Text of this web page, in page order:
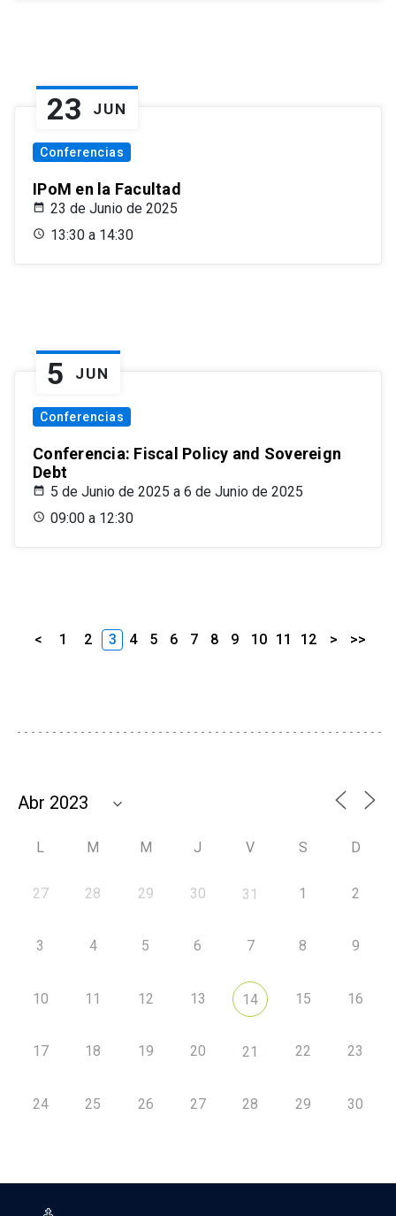
23 JUN
Conferencias
IPoM en la Facultad
23 de Junio de 2025
13:30 a 14:30
5 JUN
Conferencias
Conferencia: Fiscal Policy and Sovereign
Debt
5 de Junio de 2025 a 6 de Junio de 2025
09:00 a 12:30
< 1 2 3 4 5 6 7 8 9 10 11 12 > >>
L M M J V S D
27 28 29 30 31 1 2
3 4 5 6 7 8 9
10 11 12 13 14 15 16
17 18 19 20 21 22 23
24 25 26 27 28 29 30